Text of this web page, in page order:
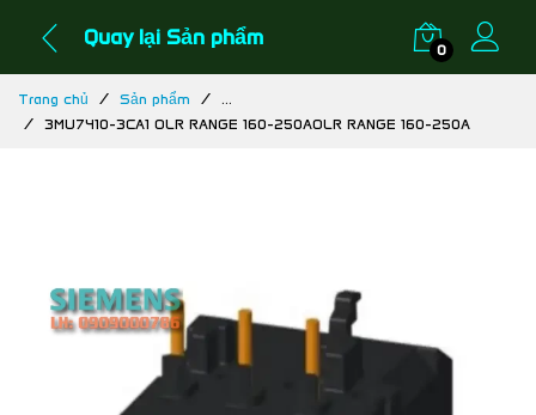
Quay lại Sản phẩm 0
Trang chủ Sản phẩm
...
3MU7410-3CA1 OLR RANGE 160-250AOLR RANGE 160-250A